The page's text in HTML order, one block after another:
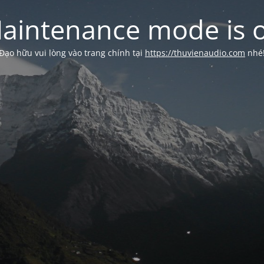
mode is
hữu vui lòng vào trang chính tại https://thuvienaudio.com